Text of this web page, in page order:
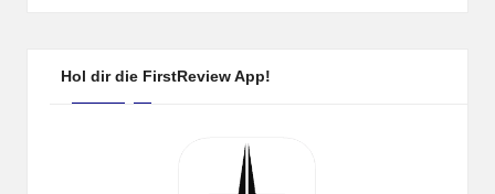
Hol dir die FirstReview App!